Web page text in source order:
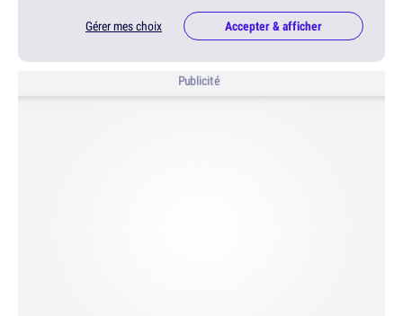
Gérer mes choix Accepter & afficher
Publicité